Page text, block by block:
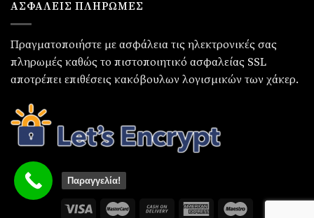
ΑΣΦΑΛΕΙΣ ΠΛΗΡΩΜΕΣ
Πραγματοποιήστε με ασφάλεια τις ηλεκτρονικές σας
πληρωμές καθώς το πιστοποιητικό ασφαλείας SSL
αποτρέπει επιθέσεις κακόβουλων λογισμικών των χάκερ.
Παραγγελία!